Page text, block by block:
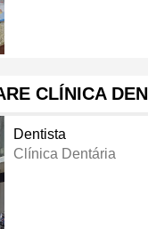
CLÍNICA
Dentista
Clínica Dentária